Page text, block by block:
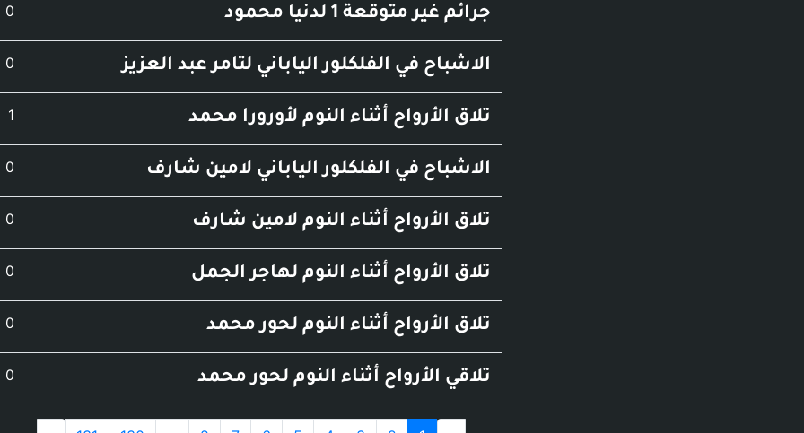
جرائم غير متوقعة 1 لدنيا محمود 0
الاشباح في الفلكلور الياباني لتامر عبد العزيز 0
تلاق الأرواح أثناء النوم لأورورا محمد 1
الاشباح في الفلكلور الياباني لامين شارف 0
تلاق الأرواح أثناء النوم لامين شارف 0
تلاق الأرواح أثناء النوم لهاجر الجمل 0
تلاق الأرواح أثناء النوم لحور محمد 0
تلاقي الأرواح أثناء النوم لحور محمد 0